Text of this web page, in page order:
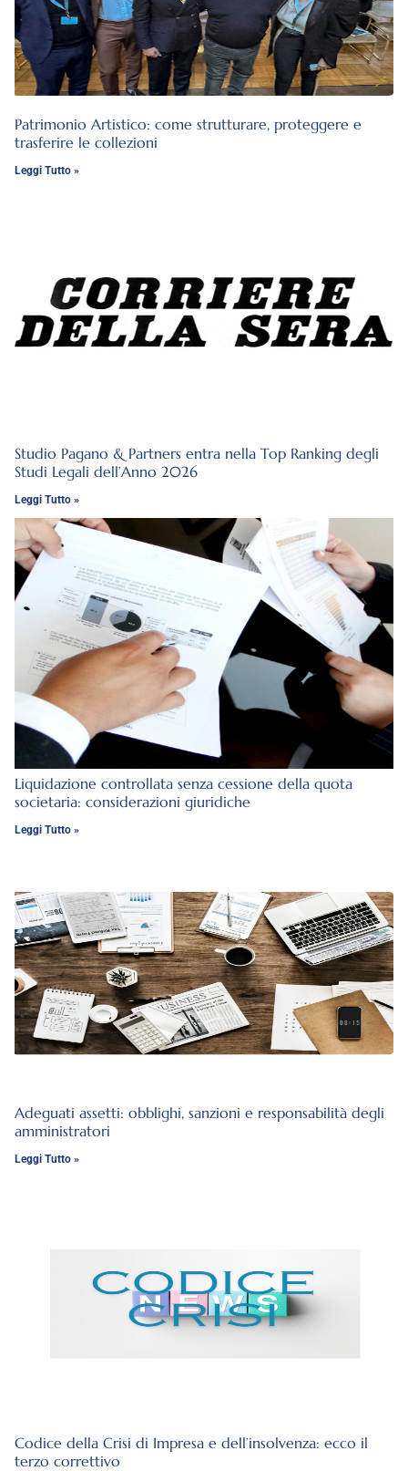
Patrimonio Artistico: come strutturare, proteggere e
trasferire le collezioni
Leggi Tutto »
Studio Pagano & Partners entra nella Top Ranking degli
Studi Legali dell’Anno 2026
Leggi Tutto »
Liquidazione controllata senza cessione della quota
societaria: considerazioni giuridiche
Leggi Tutto »
Adeguati assetti: obblighi, sanzioni e responsabilità degli
amministratori
Leggi Tutto »
Codice della Crisi di Impresa e dell’insolvenza: ecco il
terzo correttivo